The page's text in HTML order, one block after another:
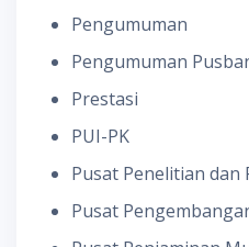
Pengumuman
Pengumuman
Prestasi
PUI-PK
Pusat Penelitian dan
Pusat